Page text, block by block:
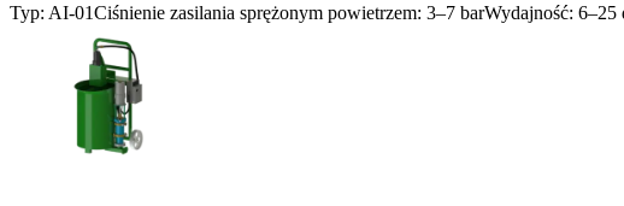
Typ: AI-01Ciśnienie zasilania sprężonym powietrzem: 3–7 barWydajność: 6–25